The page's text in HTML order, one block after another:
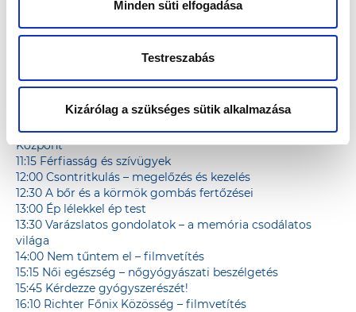
Minden süti elfogadása
Testreszabás
Kizárólag a szükséges sütik alkalmazása
16:00 Közös tánc Molnár Andival
17:00 Blero System Hip Hop Tánciskola
17:30 Adományátadás
Agora előadósátor
10:45 Bemutatkozik a Veresegyházi Misszió Egészségügyi
Központ
11:15 Férfiasság és szívügyek
12:00 Csontritkulás – megelőzés és kezelés
12:30 A bőr és a körmök gombás fertőzései
13:00 Ép lélekkel ép test
13:30 Varázslatos gondolatok – a memória csodálatos
világa
14:00 Nem tűntem el – filmvetítés
15:15 Női egészség – nőgyógyászati beszélgetés
15:45 Kérdezze gyógyszerészét!
16:10 Richter Főnix Közösség – filmvetítés